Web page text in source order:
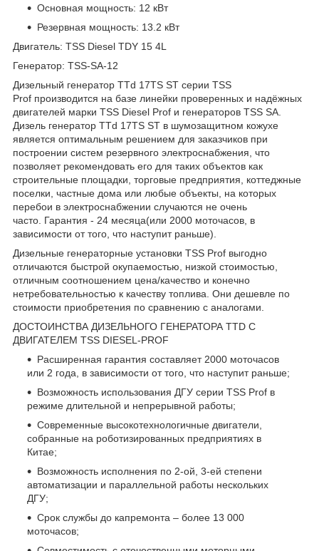
Основная мощность: 12 кВт
Резервная мощность: 13.2 кВт
Двигатель: TSS Diesel TDY 15 4L
Генератор: TSS-SA-12
Дизельный генератор TTd 17TS ST серии TSS
Prof производится на базе линейки проверенных и надёжных
двигателей марки TSS Diesel Prof и генераторов TSS SA.
Дизель генератор TTd 17TS ST в шумозащитном кожухе
является оптимальным решением для заказчиков при
построении систем резервного электроснабжения, что
позволяет рекомендовать его для таких объектов как
строительные площадки, торговые предприятия, коттеджные
поселки, частные дома или любые объекты, на которых
перебои в электроснабжении случаются не очень
часто. Гарантия - 24 месяца(или 2000 моточасов, в
зависимости от того, что наступит раньше).
Дизельные генераторные установки TSS Prof выгодно
отличаются быстрой окупаемостью, низкой стоимостью,
отличным соотношением цена/качество и конечно
нетребовательностью к качеству топлива. Они дешевле по
стоимости приобретения по сравнению с аналогами.
ДОСТОИНСТВА ДИЗЕЛЬНОГО ГЕНЕРАТОРА TTD С
ДВИГАТЕЛЕМ TSS DIESEL-PROF
Расширенная гарантия составляет 2000 моточасов
или 2 года, в зависимости от того, что наступит раньше;
Возможность использования ДГУ серии TSS Prof в
режиме длительной и непрерывной работы;
Современные высокотехнологичные двигатели,
собранные на роботизированных предприятиях в
Китае;
Возможность исполнения по 2-ой, 3-ей степени
автоматизации и параллельной работы нескольких
ДГУ;
Срок службы до капремонта – более 13 000
моточасов;